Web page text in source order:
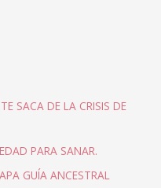
SACA DE LA CRISIS DE
PARA SANAR.
GUÍA ANCESTRAL